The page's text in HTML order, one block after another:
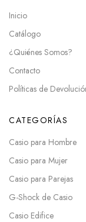
Inicio
Catálogo
¿Quiénes Somos?
Contacto
Políticas de
CATEGORÍAS
Casio para Hombre
Casio para Mujer
Casio para Parejas
G-Shock de Casio
Casio Edifice